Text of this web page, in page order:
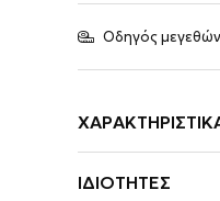
Οδηγός μεγεθών
ΙΔΙΌΤΗΤΕΣ